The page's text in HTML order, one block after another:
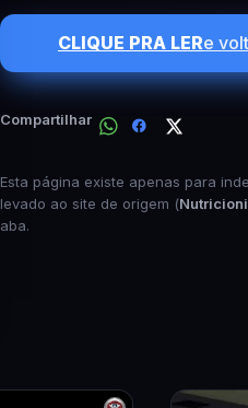
CLIQUE PRA LERe
Compartilhar
Esta página existe apenas para
levado ao site de origem (
aba.